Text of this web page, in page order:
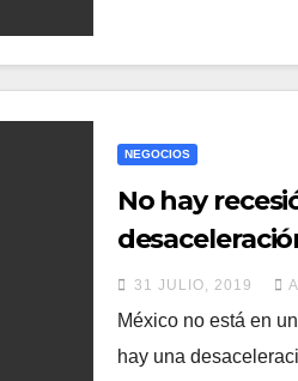
NEGOCIOS
No hay
31 JULIO, 2019
México no está en
hay una